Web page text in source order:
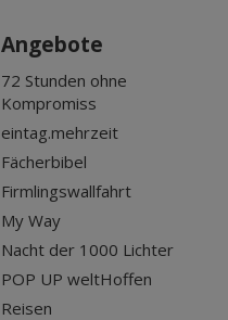
Angebote
72 Stunden ohne
Kompromiss
eintag.mehrzeit
Fächerbibel
Firmlingswallfahrt
My Way
Nacht der 1000 Lichter
POP UP weltHoffen
Reisen